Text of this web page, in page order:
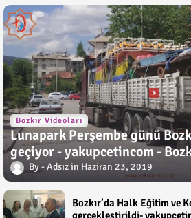
Bozkır Videoları
Lunapark Perşembe günü
geçiyor - yakupcetincom -
Adsız Haziran 23, 2019
Bozkır’da Halk Eğitim ve
gerçekleştirildi-